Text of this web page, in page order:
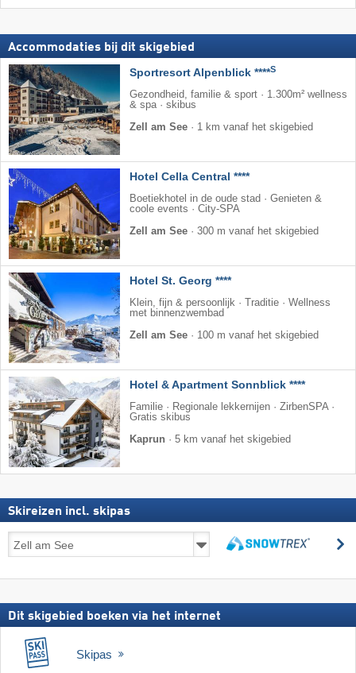
Accommodaties bij dit skigebied
Sportresort Alpenblick ****S
Gezondheid, familie & sport · 1.300m² wellness
& spa · skibus
Zell am See · 1 km vanaf het skigebied
Hotel Cella Central ****
Boetiekhotel in de oude stad · Genieten &
coole events · City-SPA
Zell am See · 300 m vanaf het skigebied
Hotel St. Georg ****
Klein, fijn & persoonlijk · Traditie · Wellness
met binnenzwembad
Zell am See · 100 m vanaf het skigebied
Hotel & Apartment Sonnblick ****
Familie · Regionale lekkernijen · ZirbenSPA ·
Gratis skibus
Kaprun · 5 km vanaf het skigebied
Skireizen incl. skipas
incl.
Dit skigebied boeken via het internet
Skipas